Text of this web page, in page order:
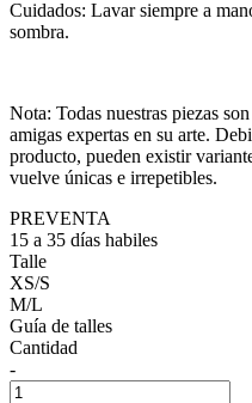
Cuidados: Lavar siempre a
sombra.
Nota: Todas nuestras piezas
amigas expertas en su arte.
producto, pueden existir
vuelve únicas e irrepetibles.
PREVENTA
15 a 35 días habiles
Talle
XS/S
M/L
Guía de talles
Cantidad
-